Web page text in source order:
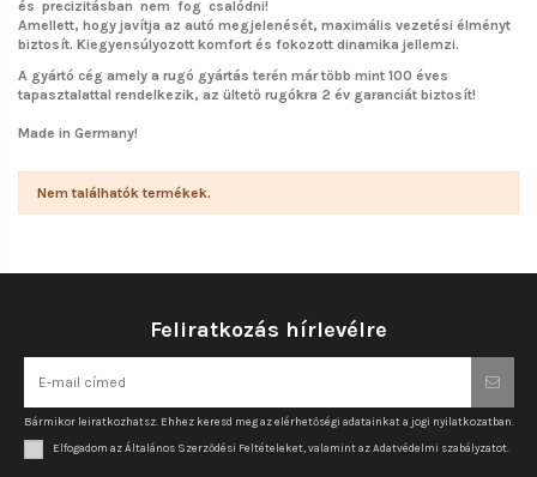
és precizitásban nem fog csalódni!
Amellett, hogy javítja az autó megjelenését, maximális vezetési élményt
biztosít. Kiegyensúlyozott komfort és fokozott dinamika jellemzi.
A gyártó cég amely a rugó gyártás terén már több mint 100 éves
tapasztalattal rendelkezik, az ültető rugókra 2 év garanciát biztosít!
Made in Germany!
Nem találhatók termékek.
Feliratkozás hírlevélre
Bármikor leiratkozhatsz. Ehhez keresd meg az elérhetőségi adatainkat a jogi nyilatkozatban.
Elfogadom az Általános Szerződési Feltételeket, valamint az Adatvédelmi szabályzatot.